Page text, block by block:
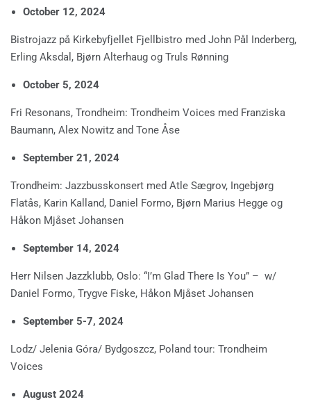
October 12, 2024
Bistrojazz på Kirkebyfjellet Fjellbistro med John Pål Inderberg,
Erling Aksdal, Bjørn Alterhaug og Truls Rønning
October 5, 2024
Fri Resonans, Trondheim: Trondheim Voices med Franziska
Baumann, Alex Nowitz and Tone Åse
September 21, 2024
Trondheim: Jazzbusskonsert med Atle Sægrov, Ingebjørg
Flatås, Karin Kalland, Daniel Formo, Bjørn Marius Hegge og
Håkon Mjåset Johansen
September 14, 2024
Herr Nilsen Jazzklubb, Oslo: “I’m Glad There Is You” – w/
Daniel Formo, Trygve Fiske, Håkon Mjåset Johansen
September 5-7, 2024
Lodz/ Jelenia Góra/ Bydgoszcz, Poland tour: Trondheim
Voices
August 2024